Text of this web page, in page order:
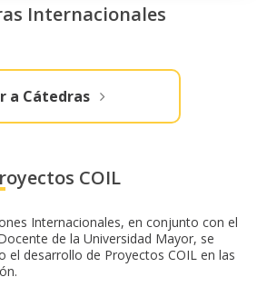
Internacionales
a Cátedras
COIL
Internacionales, en conjunto con el
de la Universidad Mayor, se
el desarrollo de Proyectos COIL en las